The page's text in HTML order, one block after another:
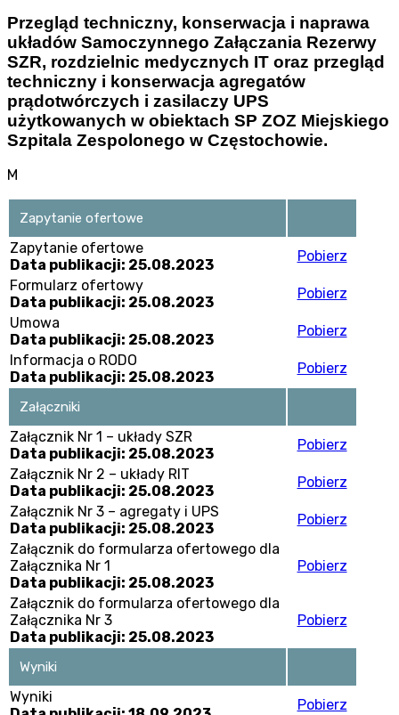
Przegląd techniczny, konserwacja i naprawa
układów Samoczynnego Załączania Rezerwy
SZR, rozdzielnic medycznych IT oraz przegląd
techniczny i konserwacja agregatów
prądotwórczych i zasilaczy UPS
użytkowanych w obiektach SP ZOZ Miejskiego
Szpitala Zespolonego w Częstochowie.
M
Zapytanie ofertowe
Zapytanie ofertowe
Data publikacji: 25.08.2023
Pobierz
Formularz ofertowy
Data publikacji: 25.08.2023
Pobierz
Umowa
Data publikacji: 25.08.2023
Pobierz
Informacja o RODO
Data publikacji: 25.08.2023
Pobierz
Załączniki
Załącznik Nr 1 – układy SZR
Data publikacji: 25.08.2023
Pobierz
Załącznik Nr 2 – układy RIT
Data publikacji: 25.08.2023
Pobierz
Załącznik Nr 3 – agregaty i UPS
Data publikacji: 25.08.2023
Pobierz
Załącznik do formularza ofertowego dla
Załącznika Nr 1
Data publikacji: 25.08.2023
Pobierz
Załącznik do formularza ofertowego dla
Załącznika Nr 3
Data publikacji: 25.08.2023
Pobierz
Wyniki
Wyniki
Pobierz